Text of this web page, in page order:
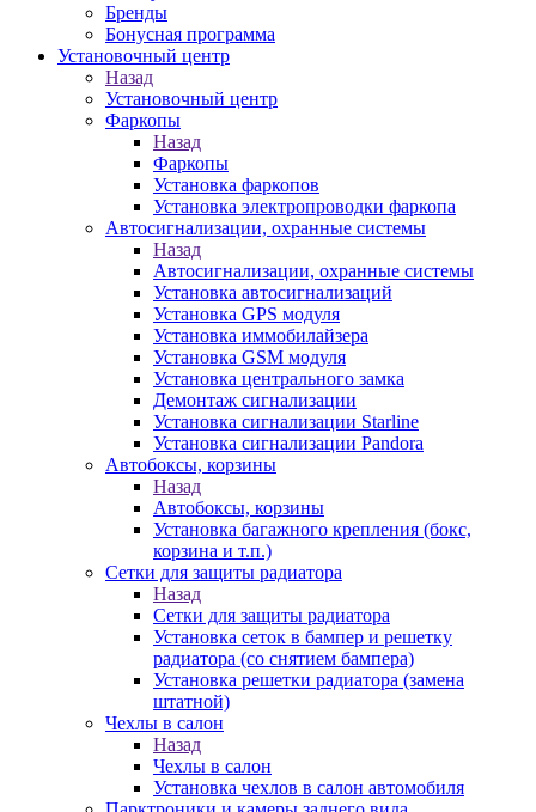
Бренды
Бонусная программа
Установочный центр
Назад
Установочный центр
Фаркопы
Назад
Фаркопы
Установка фаркопов
Установка электропроводки фаркопа
Автосигнализации, охранные системы
Назад
Автосигнализации, охранные системы
Установка автосигнализаций
Установка GPS модуля
Установка иммобилайзера
Установка GSM модуля
Установка центрального замка
Демонтаж сигнализации
Установка сигнализации Starline
Установка сигнализации Pandora
Автобоксы, корзины
Назад
Автобоксы, корзины
Установка багажного крепления (бокс,
корзина и т.п.)
Сетки для защиты радиатора
Назад
Сетки для защиты радиатора
Установка сеток в бампер и решетку
радиатора (со снятием бампера)
Установка решетки радиатора (замена
штатной)
Чехлы в салон
Назад
Чехлы в салон
Установка чехлов в салон автомобиля